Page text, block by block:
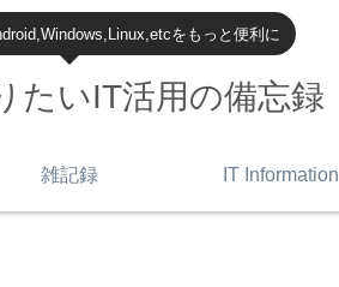
をもっと便利に
たいIT活用の備忘録
雑記録 IT Information